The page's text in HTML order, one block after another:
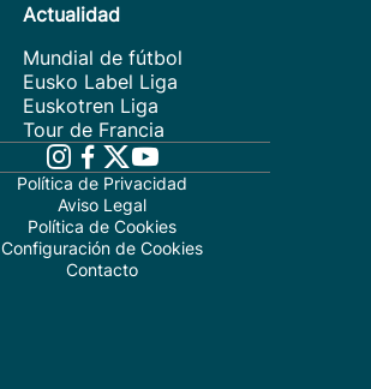
Actualidad
Mundial de fútbol
Eusko Label Liga
Euskotren Liga
Tour de Francia
Política de Privacidad
Aviso Legal
Política de Cookies
Configuración de Cookies
Contacto